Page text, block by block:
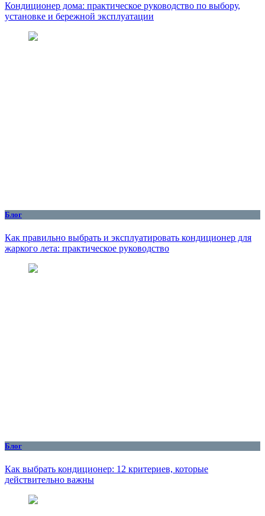
Кондиционер дома: практическое руководство по выбору,
установке и бережной эксплуатации
Блог
Как правильно выбрать и эксплуатировать кондиционер для
жаркого лета: практическое руководство
Блог
Как выбрать кондиционер: 12 критериев, которые
действительно важны